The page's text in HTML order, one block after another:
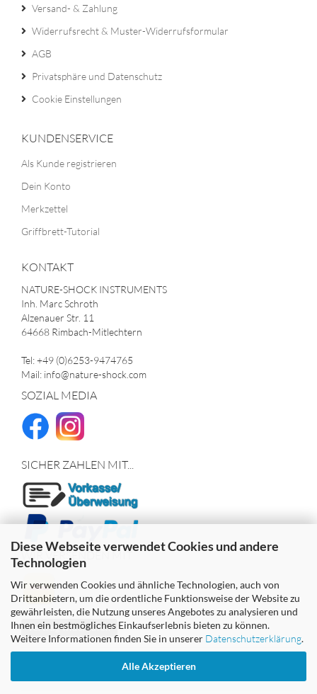
Diese Webseite verwendet Cookies und andere
Technologien
Wir verwenden Cookies und ähnliche Technologien, auch von
Drittanbietern, um die ordentliche Funktionsweise der Website zu
gewährleisten, die Nutzung unseres Angebotes zu analysieren und
Ihnen ein bestmögliches Einkaufserlebnis bieten zu können.
Weitere Informationen finden Sie in unserer Datenschutzerklärung.
Alle Akzeptieren
Versand- & Zahlung
Widerrufsrecht & Muster-Widerrufsformular
AGB
Privatsphäre und Datenschutz
Cookie Einstellungen
KUNDENSERVICE
Als Kunde registrieren
Dein Konto
Merkzettel
Griffbrett-Tutorial
KONTAKT
NATURE-SHOCK INSTRUMENTS
Inh. Marc Schroth
Alzenauer Str. 11
64668 Rimbach-Mitlechtern
Tel: +49 (0)6253-9474765
Mail: info@nature-shock.com
SOZIAL MEDIA
SICHER ZAHLEN MIT...
WIR VERSENDEN MIT
Vertrag widerrufen